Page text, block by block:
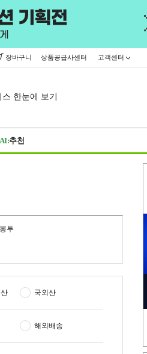
장바구니 상품공급사센터 고객센터
한눈에 보기
추천
투
국외산
해외배송